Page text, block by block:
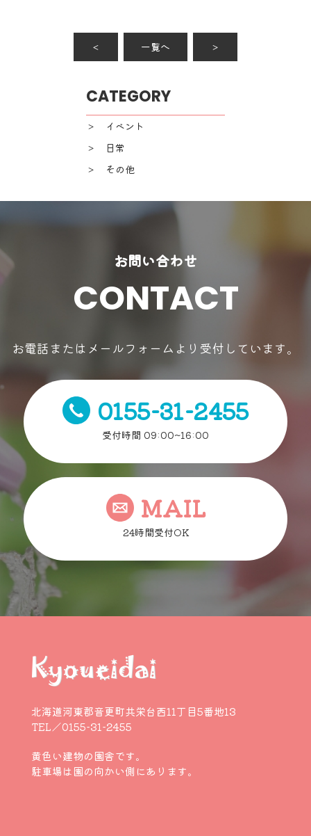
＜ 一覧へ ＞
CATEGORY
＞ イベント
＞ 日常
＞ その他
お問い合わせ
CONTACT
お電話またはメールフォームより受付しています。
0155-31-2455
受付時間 09:00~16:00
MAIL
24時間受付OK
北海道河東郡音更町共栄台西11丁目5番地13
TEL／0155-31-2455
黄色い建物の園舎です。
駐車場は園の向かい側にあります。